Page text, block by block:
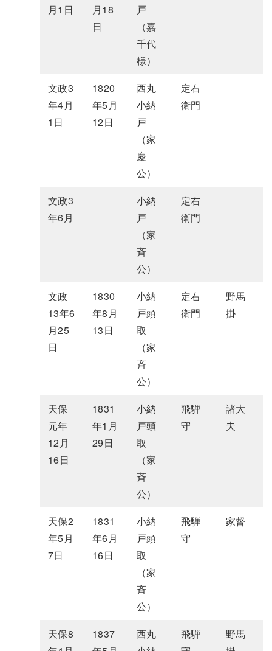
月1日
月18
日
戸
（嘉
千代
様）
文政3
年4月
1日
1820
年5月
12日
西丸
小納
戸
（家
慶
公）
定右
衛門
文政3
年6月
小納
戸
（家
斉
公）
定右
衛門
文政
13年6
月25
日
1830
年8月
13日
小納
戸頭
取
（家
斉
公）
定右
衛門
野馬
掛
天保
元年
12月
16日
1831
年1月
29日
小納
戸頭
取
（家
斉
公）
飛騨
守
諸大
夫
天保2
年5月
7日
1831
年6月
16日
小納
戸頭
取
（家
斉
公）
飛騨
守
家督
天保8
1837
西丸
飛騨
野馬